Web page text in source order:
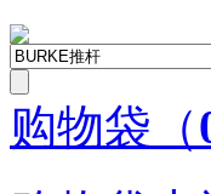
购物袋 （